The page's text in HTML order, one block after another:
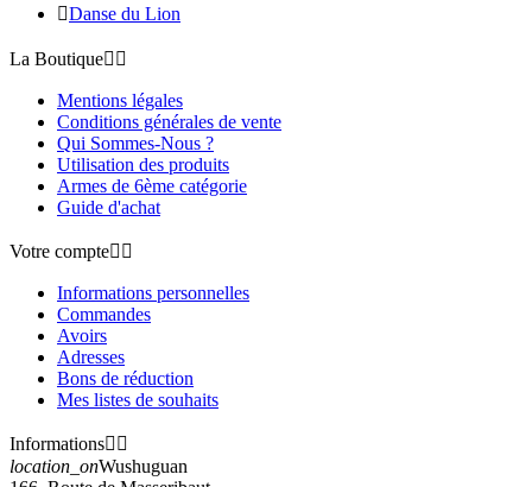
Danse du Lion
La Boutique 
Mentions légales
Conditions générales de vente
Qui Sommes-Nous ?
Utilisation des produits
Armes de 6ème catégorie
Guide d'achat
Votre compte 
Informations personnelles
Commandes
Avoirs
Adresses
Bons de réduction
Mes listes de souhaits
Informations 
location_onWushuguan